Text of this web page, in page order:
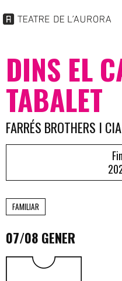
DINS EL
TABALET
FARRÉS BROTHERS I CIA
FAMILIAR
07/08 GENER